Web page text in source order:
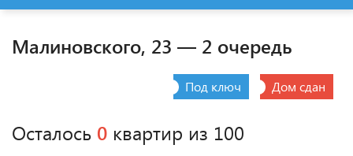
Малиновского, 23 — 2 очередь
Под ключ Дом сдан
Осталось 0 квартир из 100